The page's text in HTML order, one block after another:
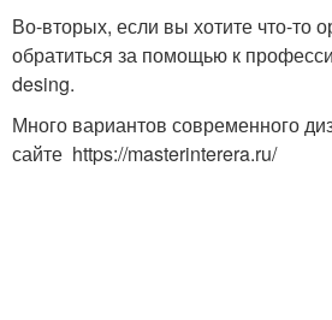
Во-вторых, если вы хотите что-то
обратиться за помощью к
desing.
Много вариантов современного
сайте https://masterinterera.ru/